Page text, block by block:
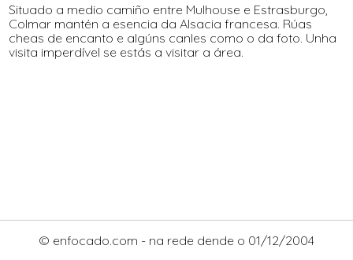
Situado a medio camiño entre Mulhouse e Estrasburgo,
Colmar mantén a esencia da Alsacia francesa. Rúas
cheas de encanto e algúns canles como o da foto. Unha
visita imperdível se estás a visitar a área.
© enfocado.com - na rede dende o 01/12/2004